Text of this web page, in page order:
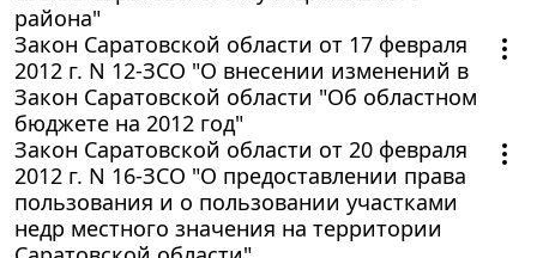
района"
Закон Саратовской области от 17 февраля
2012 г. N 12-ЗСО "О внесении изменений в
Закон Саратовской области "Об областном
бюджете на 2012 год"
Закон Саратовской области от 20 февраля
2012 г. N 16-ЗСО "О предоставлении права
пользования и о пользовании участками
недр местного значения на территории